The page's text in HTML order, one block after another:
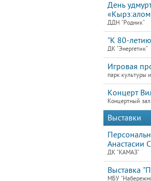
День
ДДН "Родник"
"К 80-
ДК "Энергетик"
Игровая
парк культуры
Концерт
Концертный
Выставки
Анастасии
ДК "КАМАЗ"
Выставка
МБУ